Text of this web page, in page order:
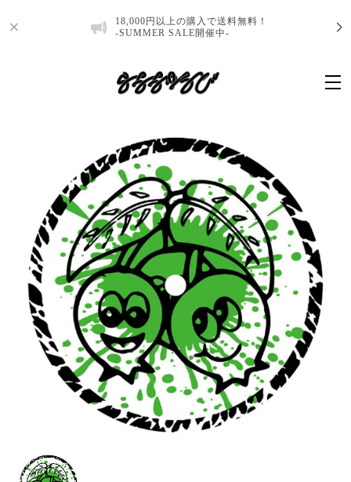
18,000円以上の購入で送料無料！
-SUMMER SALE開催中-